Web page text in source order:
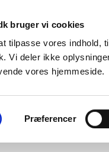
bruger vi cookies
tilpasse vores indhold,
Vi deler ikke
vores hjemmeside.
Præferencer
Forside